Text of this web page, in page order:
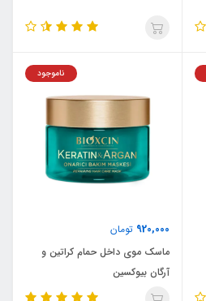
920,000 تومان
ناموجود
ماسک موی داخل حمام کراتین و
آرگان بیوکسین